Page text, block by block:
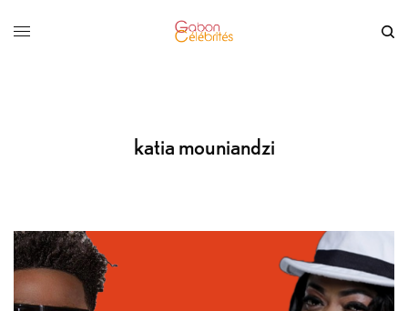
katia mouniandzi